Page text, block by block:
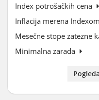
Index potrošačkih cena
Inflacija merena
Mesečne stope zatezne
Minimalna zarada